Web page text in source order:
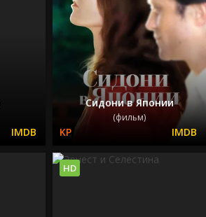
Сидони в Японии
(фильм)
HD